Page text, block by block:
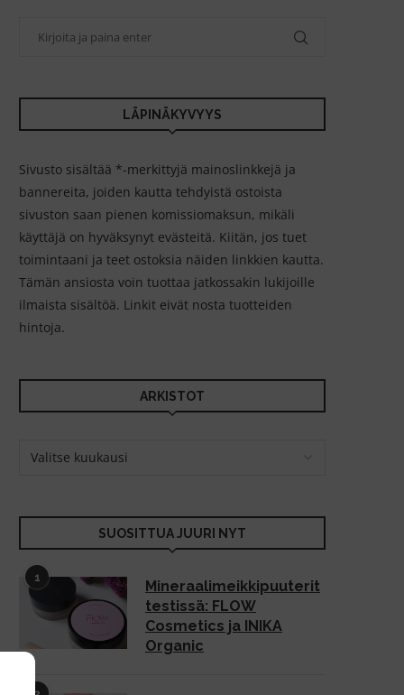
LÄPINÄKYVYYS
Sivusto sisältää *-merkittyjä mainoslinkkejä ja
bannereita, joiden kautta tehdyistä ostoista
sivuston saan pienen komissiomaksun, mikäli
käyttäjä on hyväksynyt evästeitä. Kiitän, jos tuet
toimintaani ja teet ostoksia näiden linkkien kautta.
Tämän ansiosta voin tuottaa jatkossakin lukijoille
ilmaista sisältöä. Linkit eivät nosta tuotteiden
hintoja.
ARKISTOT
SUOSITTUA JUURI NYT
1
Mineraalimeikkipuuterit
testissä: FLOW
Cosmetics ja INIKA
Organic